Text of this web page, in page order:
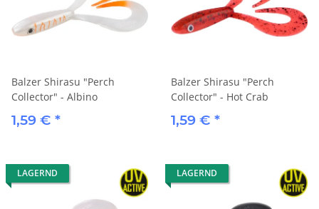
Balzer Shirasu "Perch
Collector" - Albino
1,59 € *
Balzer Shirasu "Perch
Collector" - Hot Crab
1,59 € *
LAGERND LAGERND